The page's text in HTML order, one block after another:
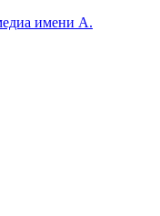
имени А.